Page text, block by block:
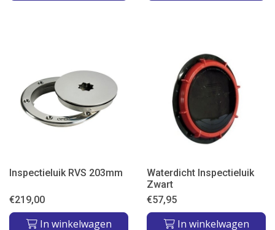
Inspectieluik RVS 203mm
€219,00
In winkelwagen
Waterdicht Inspectieluik
Zwart
€57,95
In winkelwagen